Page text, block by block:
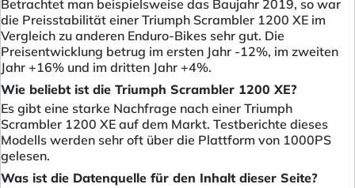
Betrachtet man beispielsweise das Baujahr 2019, so war
die Preisstabilität einer Triumph Scrambler 1200 XE im
Vergleich zu anderen Enduro-Bikes sehr gut. Die
Preisentwicklung betrug im ersten Jahr -12%, im zweiten
Jahr +16% und im dritten Jahr +4%.
Wie beliebt ist die Triumph Scrambler 1200 XE?
Es gibt eine starke Nachfrage nach einer Triumph
Scrambler 1200 XE auf dem Markt. Testberichte dieses
Modells werden sehr oft über die Plattform von 1000PS
gelesen.
Was ist die Datenquelle für den Inhalt dieser Seite?